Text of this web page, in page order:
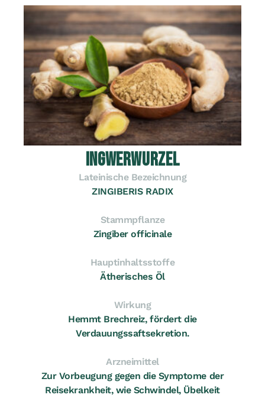
INGWERWURZEL
Lateinische Bezeichnung
ZINGIBERIS RADIX
Stammpflanze
Zingiber officinale
Hauptinhaltsstoffe
Ätherisches Öl
Wirkung
Hemmt Brechreiz, fördert die
Verdauungssaftsekretion.
Arzneimittel
Zur Vorbeugung gegen die Symptome der
Reisekrankheit, wie Schwindel, Übelkeit